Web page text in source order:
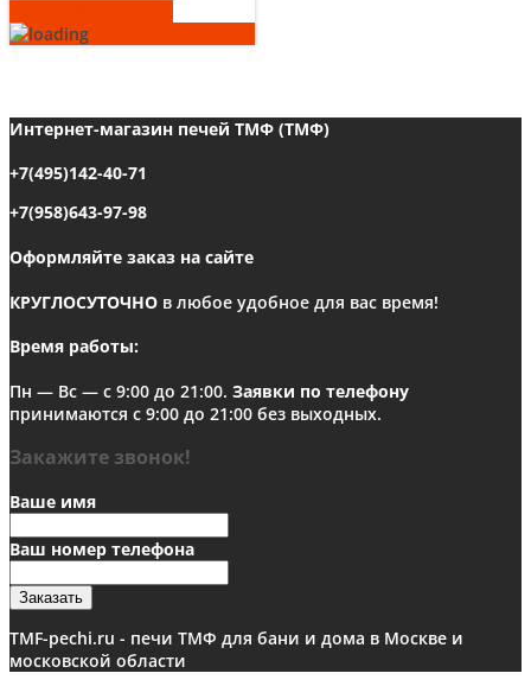
Интернет-магазин печей ТМФ (ТМФ)
+7(495)142-40-71
+7(958)643-97-98
Оформляйте заказ на сайте
КРУГЛОСУТОЧНО в любое удобное для вас время!
Время работы:
Пн — Вс — с 9:00 до 21:00. Заявки по телефону
принимаются с 9:00 до 21:00 без выходных.
Закажите звонок!
Ваше имя
Ваш номер телефона
Заказать
TMF-pechi.ru - печи ТМФ для бани и дома в Москве и
московской области